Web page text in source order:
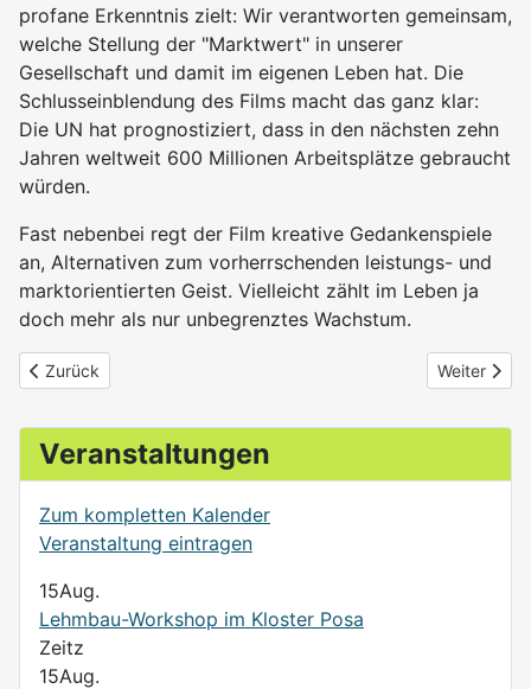
profane Erkenntnis zielt: Wir verantworten gemeinsam,
welche Stellung der "Marktwert" in unserer
Gesellschaft und damit im eigenen Leben hat. Die
Schlusseinblendung des Films macht das ganz klar:
Die UN hat prognostiziert, dass in den nächsten zehn
Jahren weltweit 600 Millionen Arbeitsplätze gebraucht
würden.
Fast nebenbei regt der Film kreative Gedankenspiele
an, Alternativen zum vorherrschenden leistungs- und
marktorientierten Geist. Vielleicht zählt im Leben ja
doch mehr als nur unbegrenztes Wachstum.
Vorheriger Beitrag: Der große Ausverkauf
Zurück Nächster
Weiter
Veranstaltungen
Zum kompletten Kalender
Veranstaltung eintragen
15Aug.
Lehmbau-Workshop im Kloster Posa
Zeitz
15Aug.